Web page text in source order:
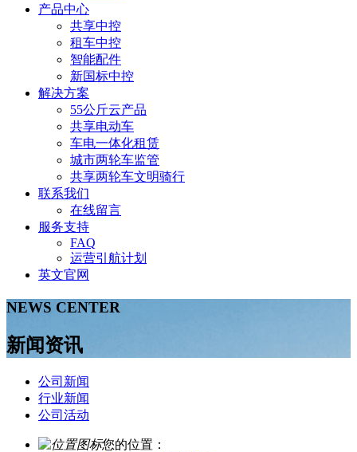
产品中心
共享中控
租车中控
智能配件
新国标中控
解决方案
55公斤云产品
共享电动车
车电一体化租赁
城市两轮车监管
共享两轮车文明骑行
联系我们
在线留言
服务支持
FAQ
运营引航计划
英文官网
NEWS CENTER
新闻资讯
公司新闻
行业新闻
公司活动
您的位置：